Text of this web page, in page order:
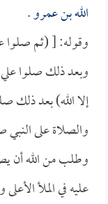
الله بن عمرو.
وقوله: [ (ثم صلوا
وبعد ذلك صلوا علي
إلا الله) بعد ذلك
والصلاة على النبي
وطلب من الله أن
عليه في الملأ